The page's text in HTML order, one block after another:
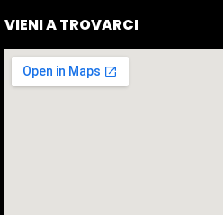
VIENI A TROVARCI